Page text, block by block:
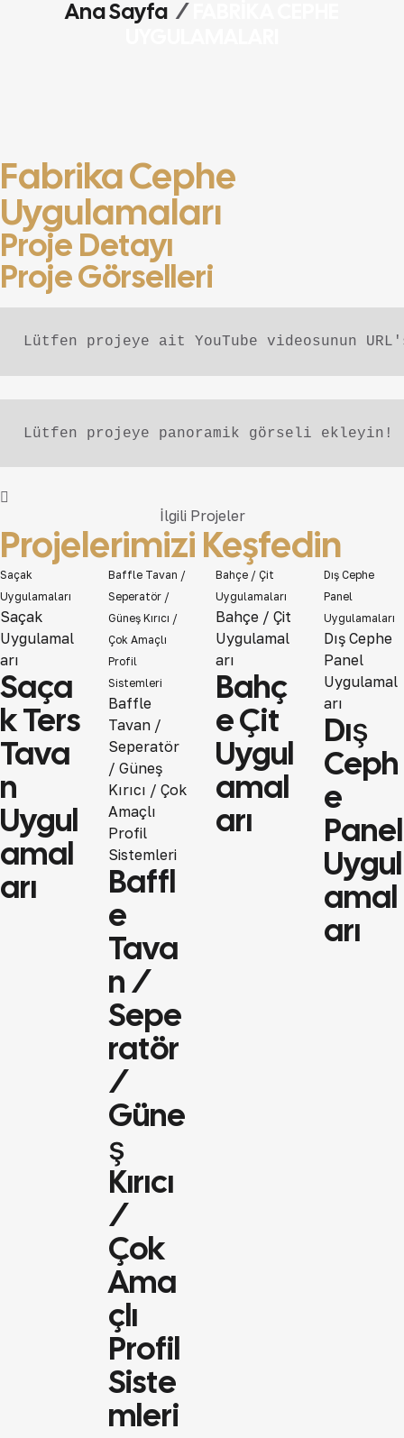
Ana Sayfa /
Fabrika Cephe
Uygulamaları
Proje Detayı
Proje Görselleri
Lütfen projeye ait YouTube videosunun
Lütfen projeye panoramik görseli ekleyin!
İlgili Projeler
ProjelerimiziKeşfedin
Saçak
Uygulamaları
View
Saçak
Uygulamal
arı
Saça
K Ters
Tava
N
Uygul
Amal
Arı
Baffle Tavan /
Seperatör /
Güneş Kırıcı /
Çok Amaçlı
Profil
Sistemleri
View
Baffle
Tavan /
Seperatör
/ Güneş
Kırıcı / Çok
Amaçlı
Profil
Sistemleri
Baffl
E
Tava
N /
Sepe
Ratör
/
Güne
Ş
Kırıcı
/
Çok
Ama
Çlı
Profil
Siste
Mleri
Bahçe / Çit
Uygulamaları
View
Bahçe / Çit
Uygulamal
arı
Bahç
E Çit
Uygul
Amal
Arı
Dış Cephe
Panel
Uygulamaları
View
Dış Cephe
Panel
Uygulamal
arı
Dış
Ceph
E
Panel
Uygul
Amal
Arı